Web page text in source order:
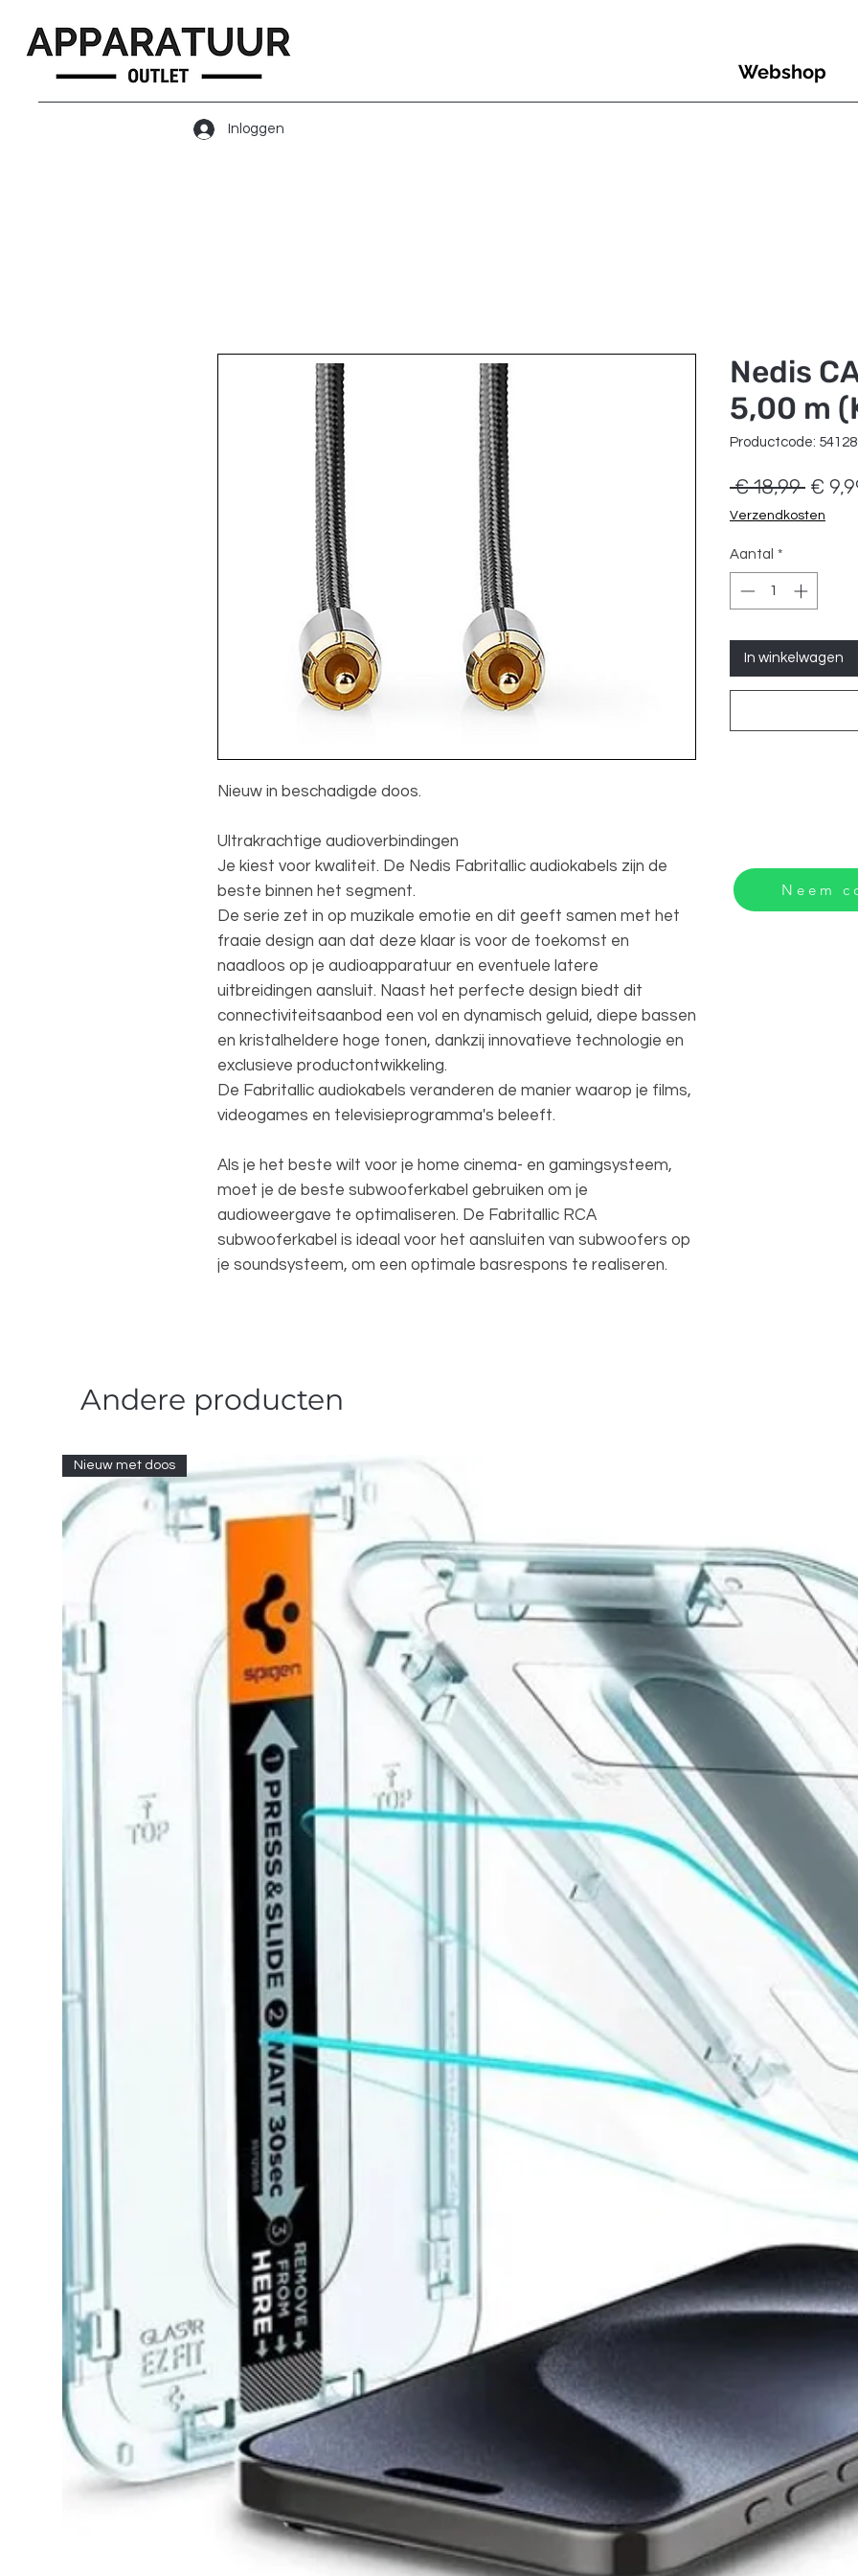
Inloggen
Webshop
Nieuw in beschadigde doos.
Ultrakrachtige audioverbindingen
Je kiest voor kwaliteit. De Nedis Fabritallic audiokabels zijn de
beste binnen het segment.
De serie zet in op muzikale emotie en dit geeft samen met het
fraaie design aan dat deze klaar is voor de toekomst en
naadloos op je audioapparatuur en eventuele latere
uitbreidingen aansluit. Naast het perfecte design biedt dit
connectiviteitsaanbod een vol en dynamisch geluid, diepe bassen
en kristalheldere hoge tonen, dankzij innovatieve technologie en
exclusieve productontwikkeling.
De Fabritallic audiokabels veranderen de manier waarop je films,
videogames en televisieprogramma's beleeft.
Als je het beste wilt voor je home cinema- en gamingsysteem,
moet je de beste subwooferkabel gebruiken om je
audioweergave te optimaliseren. De Fabritallic RCA
subwooferkabel is ideaal voor het aansluiten van subwoofers op
je soundsysteem, om een optimale basrespons te realiseren.
Nedis
5,00 m
Productcode:
€ 18,99
prijs
€
Verzendkosten
Aantal *
In winkelwagen
Neem
Andere producten
Nieuw met doos